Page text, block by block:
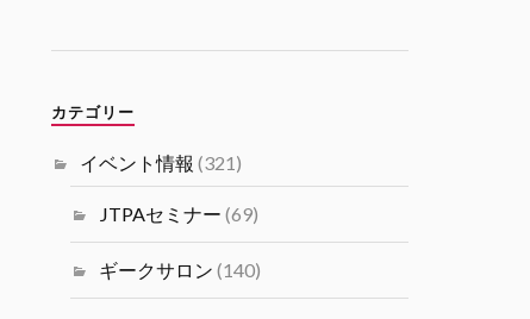
11/15 6PM [JTPA SVIF 共催] AI
とSVIF共催の講演＋ネットワー
キングイベントです。
#シリコンバレーｘ日本なセミナ
ー
1 1 Twitter
Load More...
カテゴリー
イベント情報 (321)
JTPAセミナー (69)
ギークサロン (140)